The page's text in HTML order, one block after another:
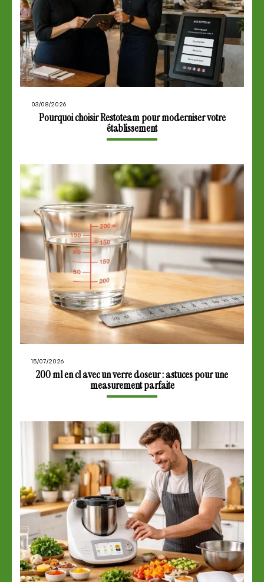
03/08/2026
Pourquoi choisir Restoteam pour moderniser votre
établissement
15/07/2026
200 ml en cl avec un verre doseur : astuces pour une
measurement parfaite